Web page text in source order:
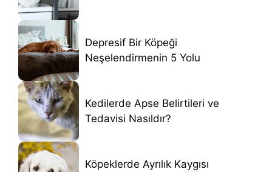
Depresif Bir Köpeği
Neşelendirmenin 5 Yolu
Kedilerde Apse Belirtileri ve
Tedavisi Nasıldır?
Köpeklerde Ayrılık Kaygısı